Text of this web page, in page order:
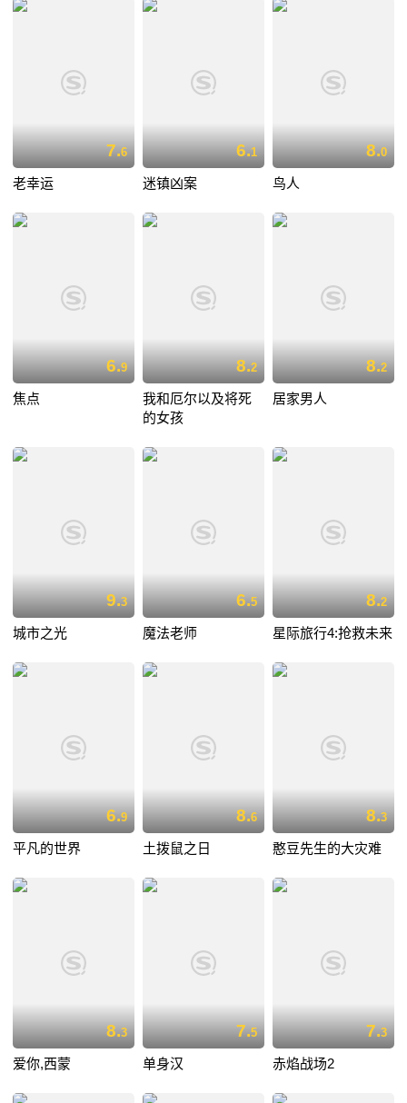
7.6
老幸运
6.1
迷镇凶案
8.0
鸟人
6.9
焦点
8.2
我和厄尔以及将死
的女孩
8.2
居家男人
9.3
城市之光
6.5
魔法老师
8.2
星际旅行4:抢救未来
6.9
平凡的世界
8.6
土拨鼠之日
8.3
憨豆先生的大灾难
8.3
爱你,西蒙
7.5
单身汉
7.3
赤焰战场2